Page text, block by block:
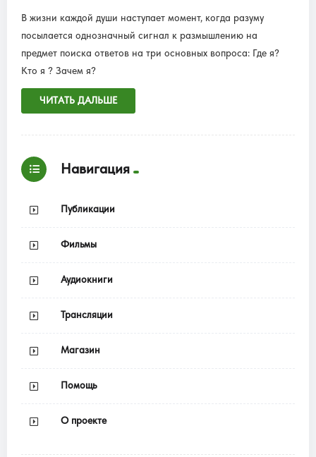
В жизни каждой души наступает момент, когда разуму
посылается однозначный сигнал к размышлению на
предмет поиска ответов на три основных вопроса: Где я?
Кто я ? Зачем я?
ЧИТАТЬ ДАЛЬШЕ
Навигация
Публикации
Фильмы
Аудиокниги
Трансляции
Магазин
Помощь
О проекте